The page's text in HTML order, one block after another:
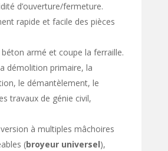
d’ouverture/fermeture.
rapide et facile des pièces
béton armé et coupe la ferraille.
démolition primaire, la
le démantèlement, le
travaux de génie civil,
version à multiples mâchoires
(broyeur universel),